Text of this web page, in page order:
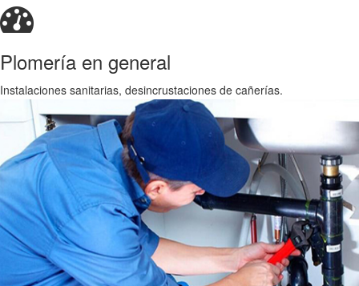
Plomería en general
Instalaciones sanitarias, desincrustaciones de cañerías.